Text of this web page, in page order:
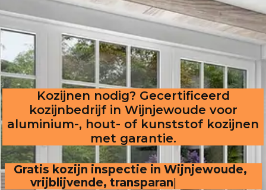
Kozijnen nodig? Gecertificeerd
kozijnbedrijf in Wijnjewoude voor
aluminium-, hout- of kunststof kozijnen
met garantie.
Gratis kozijn inspectie in Wijnjewoude,
vrijblijvende, transparante offerte